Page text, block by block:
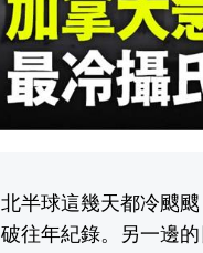
北半球這幾天都冷颼
破往年紀錄。另一邊